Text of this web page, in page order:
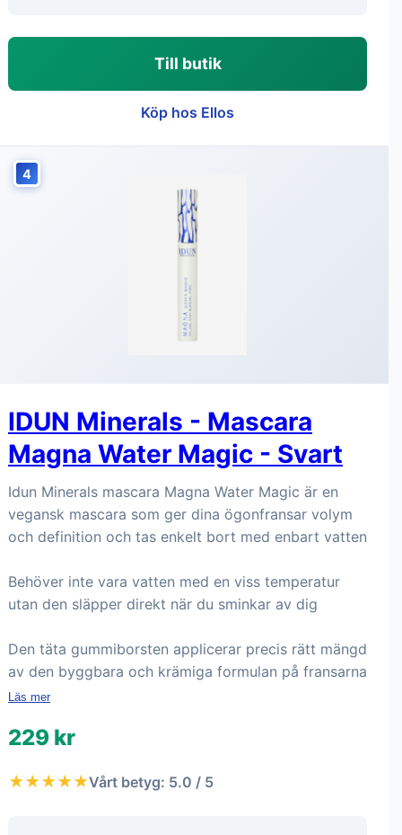
Till butik
Köp hos Ellos
4
IDUN Minerals - Mascara
Magna Water Magic - Svart
Idun Minerals mascara Magna Water Magic är en
vegansk mascara som ger dina ögonfransar volym
och definition och tas enkelt bort med enbart vatten
Behöver inte vara vatten med en viss temperatur
utan den släpper direkt när du sminkar av dig
Den täta gummiborsten applicerar precis rätt mängd
av den byggbara och krämiga formulan på fransarna
Läs mer
229 kr
★★★★★Vårt betyg: 5.0 / 5